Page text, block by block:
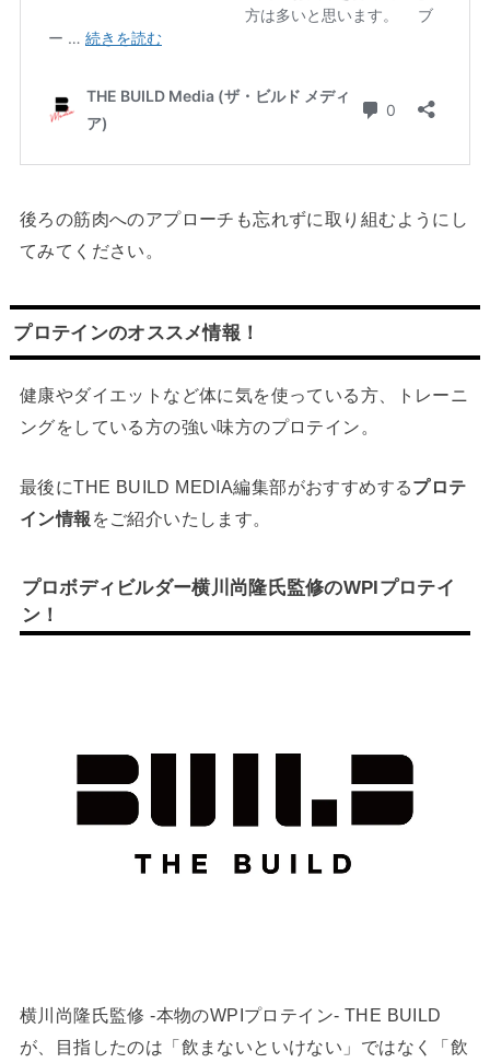
後ろの筋肉へのアプローチも忘れずに取り組むようにし
てみてください。
プロテインのオススメ情報！
健康やダイエットなど体に気を使っている方、トレーニ
ングをしている方の強い味方のプロテイン。
最後にTHE BUILD MEDIA編集部がおすすめするプロテ
イン情報 をご紹介いたします。
プロボディビルダー横川尚隆氏監修のWPIプロテイ
ン！
横川尚隆氏監修 -本物のWPIプロテイン- THE BUILD
が、目指したのは「飲まないといけない」ではなく「飲